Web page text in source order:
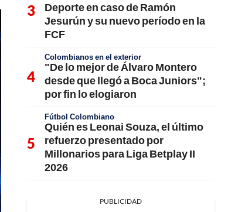
Deporte en caso de Ramón
Jesurún y su nuevo período en la
FCF
Colombianos en el exterior
"De lo mejor de Álvaro Montero
desde que llegó a Boca Juniors";
por fin lo elogiaron
Fútbol Colombiano
Quién es Leonai Souza, el último
refuerzo presentado por
Millonarios para Liga Betplay II
2026
PUBLICIDAD